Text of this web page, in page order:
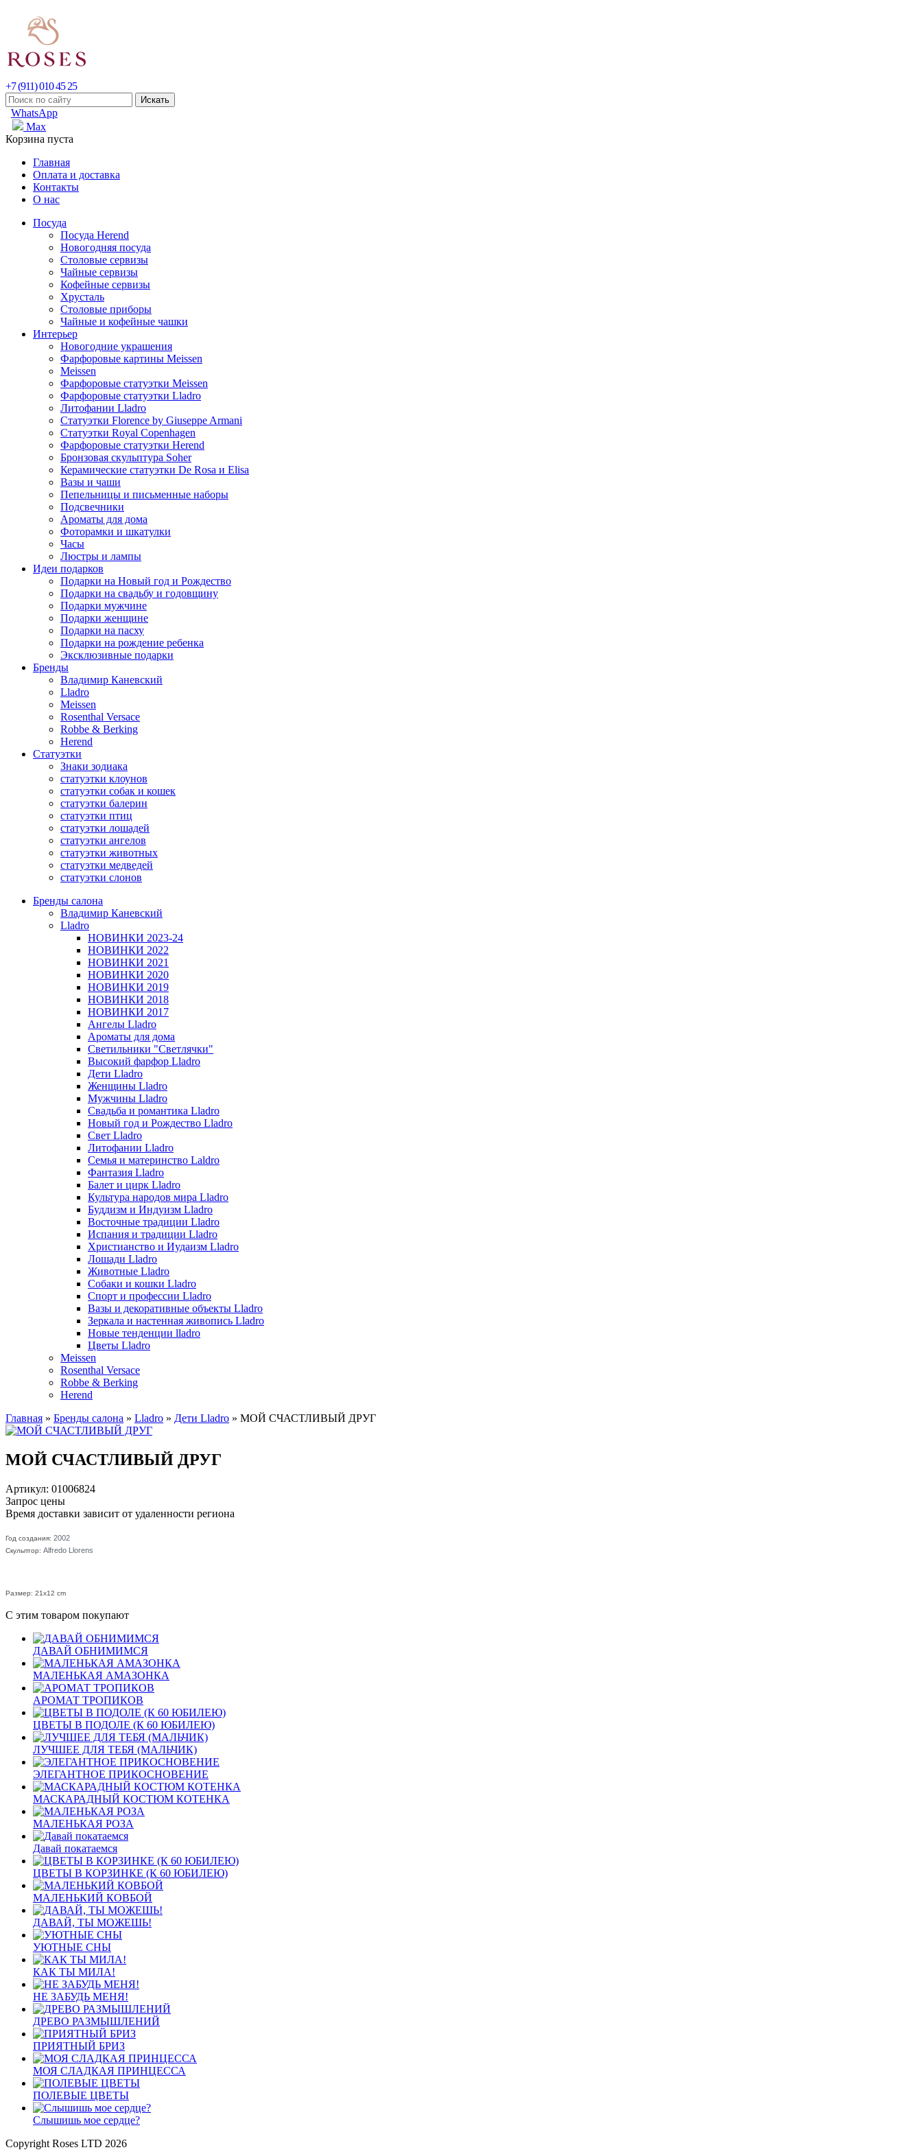
+7 (911) 010 45 25
WhatsApp
Max
Корзина пуста
Главная
Оплата и доставка
Контакты
О нас
Посуда
Посуда Herend
Новогодняя посуда
Столовые сервизы
Чайные сервизы
Кофейные сервизы
Хрусталь
Столовые приборы
Чайные и кофейные чашки
Интерьер
Новогодние украшения
Фарфоровые картины Meissen
Meissen
Фарфоровые статуэтки Meissen
Фарфоровые статуэтки Lladro
Литофании Lladro
Статуэтки Florence by Giuseppe Armani
Статуэтки Royal Copenhagen
Фарфоровые статуэтки Herend
Бронзовая скульптура Soher
Керамические статуэтки De Rosa и Elisa
Вазы и чаши
Пепельницы и письменные наборы
Подсвечники
Ароматы для дома
Фоторамки и шкатулки
Часы
Люстры и лампы
Идеи подарков
Подарки на Новый год и Рождество
Подарки на свадьбу и годовщину
Подарки мужчине
Подарки женщине
Подарки на пасху
Подарки на рождение ребенка
Эксклюзивные подарки
Бренды
Владимир Каневский
Lladro
Meissen
Rosenthal Versace
Robbe & Berking
Herend
Статуэтки
Знаки зодиака
статуэтки клоунов
статуэтки собак и кошек
статуэтки балерин
статуэтки птиц
статуэтки лошадей
статуэтки ангелов
статуэтки животных
статуэтки медведей
статуэтки слонов
Бренды салона
Владимир Каневский
Lladro
НОВИНКИ 2023-24
НОВИНКИ 2022
НОВИНКИ 2021
НОВИНКИ 2020
НОВИНКИ 2019
НОВИНКИ 2018
НОВИНКИ 2017
Ангелы Lladro
Ароматы для дома
Светильники "Светлячки"
Высокий фарфор Lladro
Дети Lladro
Женщины Lladro
Мужчины Lladro
Свадьба и романтика Lladro
Новый год и Рождество Lladro
Свет Lladro
Литофании Lladro
Семья и материнство Laldro
Фантазия Lladro
Балет и цирк Lladro
Культура народов мира Lladro
Буддизм и Индуизм Lladro
Восточные традиции Lladro
Испания и традиции Lladro
Христианство и Иудаизм Lladro
Лошади Lladro
Животные Lladro
Собаки и кошки Lladro
Спорт и профессии Lladro
Вазы и декоративные объекты Lladro
Зеркала и настенная живопись Lladro
Новые тенденции lladro
Цветы Lladro
Meissen
Rosenthal Versace
Robbe & Berking
Herend
Главная » Бренды салона » Lladro » Дети Lladro » МОЙ СЧАСТЛИВЫЙ ДРУГ
МОЙ СЧАСТЛИВЫЙ ДРУГ
Артикул: 01006824
Запрос цены
Время доставки зависит от удаленности региона
Год создания: 2002
Скульптор: Alfredo Llorens
Размер: 21x12 cm
С этим товаром покупают
ДАВАЙ ОБНИМИМСЯ
МАЛЕНЬКАЯ АМАЗОНКА
АРОМАТ ТРОПИКОВ
ЦВЕТЫ В ПОДОЛЕ (К 60 ЮБИЛЕЮ)
ЛУЧШЕЕ ДЛЯ ТЕБЯ (МАЛЬЧИК)
ЭЛЕГАНТНОЕ ПРИКОСНОВЕНИЕ
МАСКАРАДНЫЙ КОСТЮМ КОТЕНКА
МАЛЕНЬКАЯ РОЗА
Давай покатаемся
ЦВЕТЫ В КОРЗИНКЕ (К 60 ЮБИЛЕЮ)
МАЛЕНЬКИЙ КОВБОЙ
ДАВАЙ, ТЫ МОЖЕШЬ!
УЮТНЫЕ СНЫ
КАК ТЫ МИЛА!
НЕ ЗАБУДЬ МЕНЯ!
ДРЕВО РАЗМЫШЛЕНИЙ
ПРИЯТНЫЙ БРИЗ
МОЯ СЛАДКАЯ ПРИНЦЕССА
ПОЛЕВЫЕ ЦВЕТЫ
Слышишь мое сердце?
Copyright Roses LTD 2026